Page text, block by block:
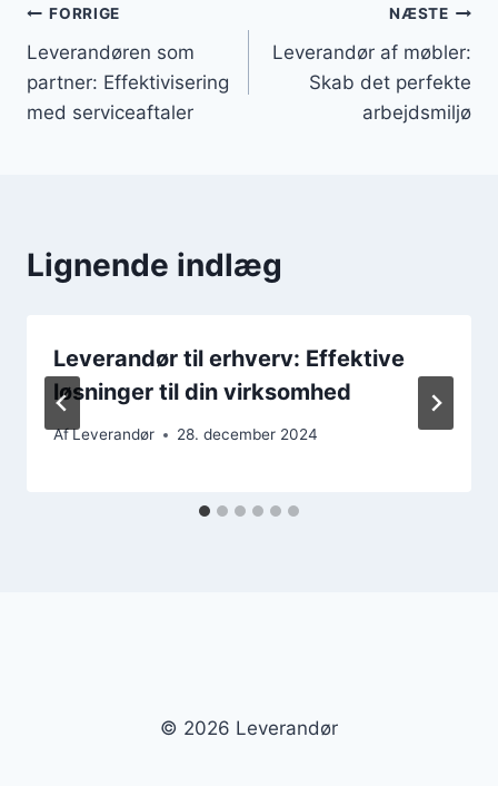
Indlægsnavigation
FORRIGE
Leverandøren som
partner: Effektivisering
med serviceaftaler
NÆSTE
Leverandør af møbler:
Skab det perfekte
arbejdsmiljø
Lignende indlæg
Leverandør til erhverv: Effektive
løsninger til din virksomhed
AfLeverandør 28. december 2024
© 2026 Leverandør